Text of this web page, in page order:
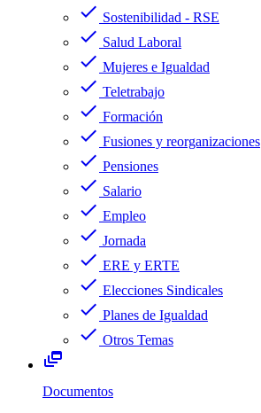
check Sostenibilidad - RSE
check Salud Laboral
check Mujeres e Igualdad
check Teletrabajo
check Formación
check Fusiones y reorganizaciones
check Pensiones
check Salario
check Empleo
check Jornada
check ERE y ERTE
check Elecciones Sindicales
check Planes de Igualdad
check Otros Temas
dynamic_feed
Documentos